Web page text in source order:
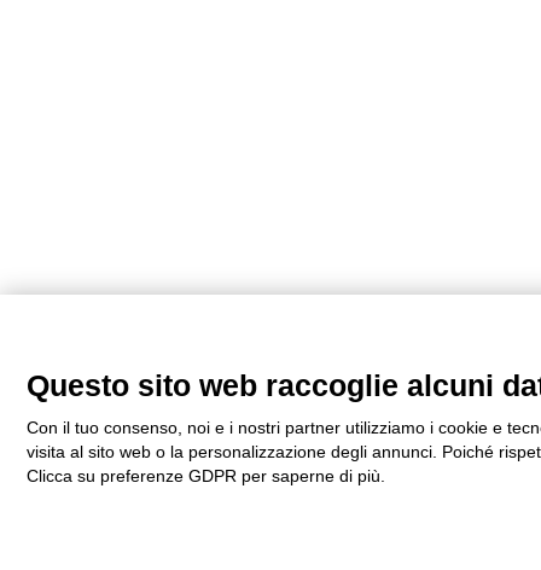
Questo sito web raccoglie alcuni
Con il tuo consenso, noi e i nostri partner utilizziamo i cookie e
visita al sito web o la personalizzazione degli annunci. Poiché
Clicca su preferenze GDPR per saperne di più.